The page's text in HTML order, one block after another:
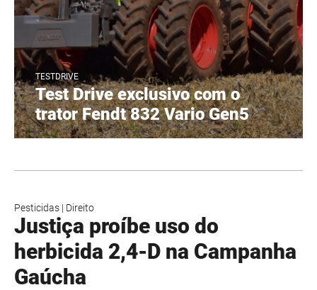
TESTDRIVE
Test Drive exclusivo com o
trator Fendt 832 Vario Gen5
Pesticidas | Direito
Justiça proíbe uso do
herbicida 2,4-D na Campanha
Gaúcha